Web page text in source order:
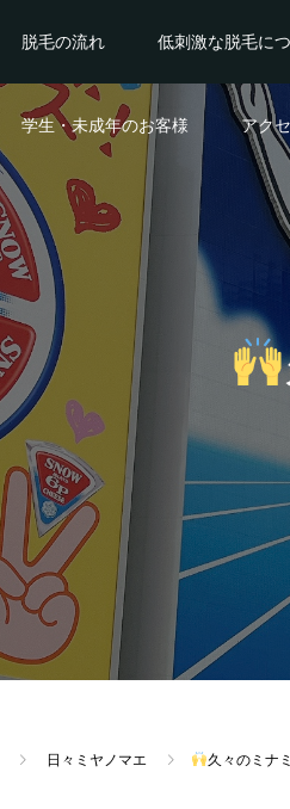
脱毛の流れ 低刺激な脱毛に
学生・未成年のお客様 アク
日々ミヤノマエ 久々のミナミ